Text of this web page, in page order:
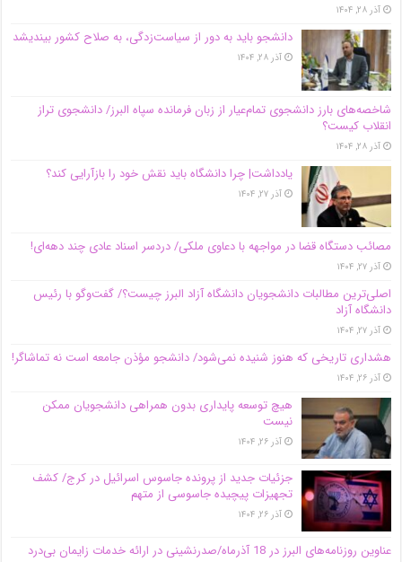
آذر ۲۸, ۱۴۰۴
دانشجو باید به دور از سیاست‌زدگی، به صلاح کشور بیندیشد
آذر ۲۸, ۱۴۰۴
شاخصه‌های بارز دانشجوی تمام‌عیار از زبان فرمانده سپاه البرز/ دانشجوی تراز
انقلاب کیست؟
آذر ۲۸, ۱۴۰۴
یادداشت| چرا دانشگاه باید نقش خود را بازآرایی کند؟
آذر ۲۷, ۱۴۰۴
مصائب دستگاه قضا در مواجهه با دعاوی ملکی/ دردسر اسناد عادی چند‌ دهه‌ای!
آذر ۲۷, ۱۴۰۴
اصلی‌ترین مطالبات دانشجویان دانشگاه آزاد البرز چیست؟/ گفت‌وگو با رئیس
دانشگاه آز‌اد
آذر ۲۷, ۱۴۰۴
هشداری تاریخی که هنوز شنیده نمی‌شود/ دانشجو مؤذن جامعه است نه تماشاگر!
آذر ۲۶, ۱۴۰۴
هیچ توسعه پایداری بدون همراهی دانشجویان ممکن
نیست
آذر ۲۶, ۱۴۰۴
جزئیات جدید از پرونده جاسوس اسرائیل در کرج/‌ کشف
تجهیزات پیچیده جاسوسی از متهم
آذر ۲۶, ۱۴۰۴
عناوین روزنامه‌های البرز در ‌18 آذرماه/صدرنشینی در ارائه خدمات زایمان بی‌درد